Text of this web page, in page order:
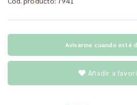
Avisarme cuando esté
Añadir a